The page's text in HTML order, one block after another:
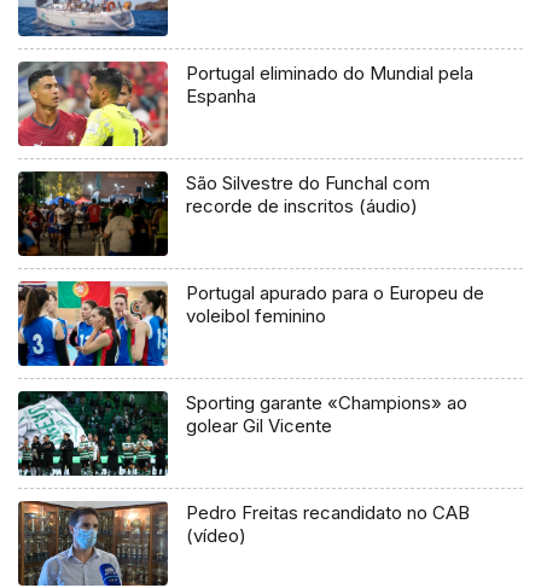
Portugal eliminado do Mundial pela
Espanha
São Silvestre do Funchal com
recorde de inscritos (áudio)
Portugal apurado para o Europeu de
voleibol feminino
Sporting garante «Champions» ao
golear Gil Vicente
Pedro Freitas recandidato no CAB
(vídeo)